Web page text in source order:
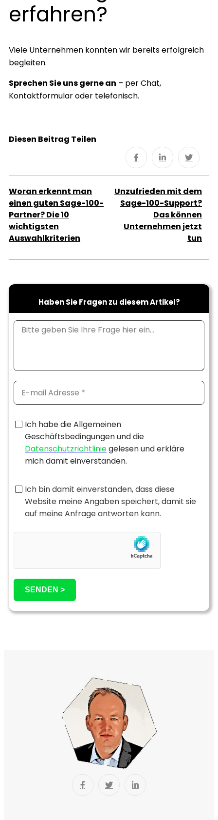
erfahren?
Viele Unternehmen konnten wir bereits erfolgreich
begleiten.
Sprechen Sie uns gerne an – per Chat,
Kontaktformular oder telefonisch.
Diesen Beitrag Teilen
Woran erkennt man
einen guten Sage-100-
Partner? Die 10
wichtigsten
Auswahlkriterien
Unzufrieden mit dem
Sage-100-Support?
Das können
Unternehmen jetzt
tun
Haben Sie Fragen zu diesem Artikel?
Ich habe die Allgemeinen
Geschäftsbedingungen und die
Datenschutzrichtliniegelesen und erkläre
mich damit einverstanden.
Ich bin damit einverstanden, dass diese
Website meine Angaben speichert, damit sie
auf meine Anfrage antworten kann.
SENDEN >